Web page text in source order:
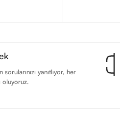
yanıtlıyor, her
oluyoruz.